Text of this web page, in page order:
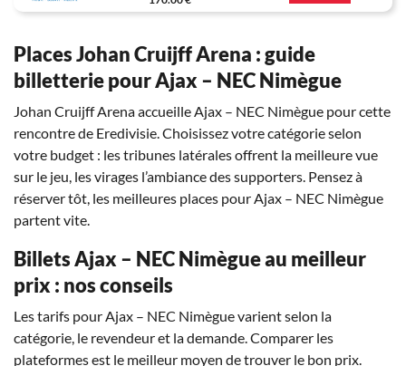
Places Johan Cruijff Arena : guide
billetterie pour Ajax – NEC Nimègue
Johan Cruijff Arena accueille Ajax – NEC Nimègue pour cette
rencontre de Eredivisie. Choisissez votre catégorie selon
votre budget : les tribunes latérales offrent la meilleure vue
sur le jeu, les virages l’ambiance des supporters. Pensez à
réserver tôt, les meilleures places pour Ajax – NEC Nimègue
partent vite.
Billets Ajax – NEC Nimègue au meilleur
prix : nos conseils
Les tarifs pour Ajax – NEC Nimègue varient selon la
catégorie, le revendeur et la demande. Comparer les
plateformes est le meilleur moyen de trouver le bon prix.